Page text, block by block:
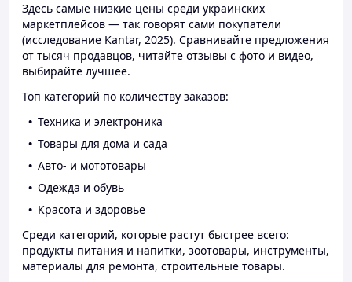
Здесь самые низкие цены среди украинских
маркетплейсов — так говорят сами покупатели
(исследование Kantar, 2025). Сравнивайте предложения
от тысяч продавцов, читайте отзывы с фото и видео,
выбирайте лучшее.
Топ категорий по количеству заказов:
Техника и электроника
Товары для дома и сада
Авто- и мототовары
Одежда и обувь
Красота и здоровье
Среди категорий, которые растут быстрее всего:
продукты питания и напитки, зоотовары, инструменты,
материалы для ремонта, строительные товары.